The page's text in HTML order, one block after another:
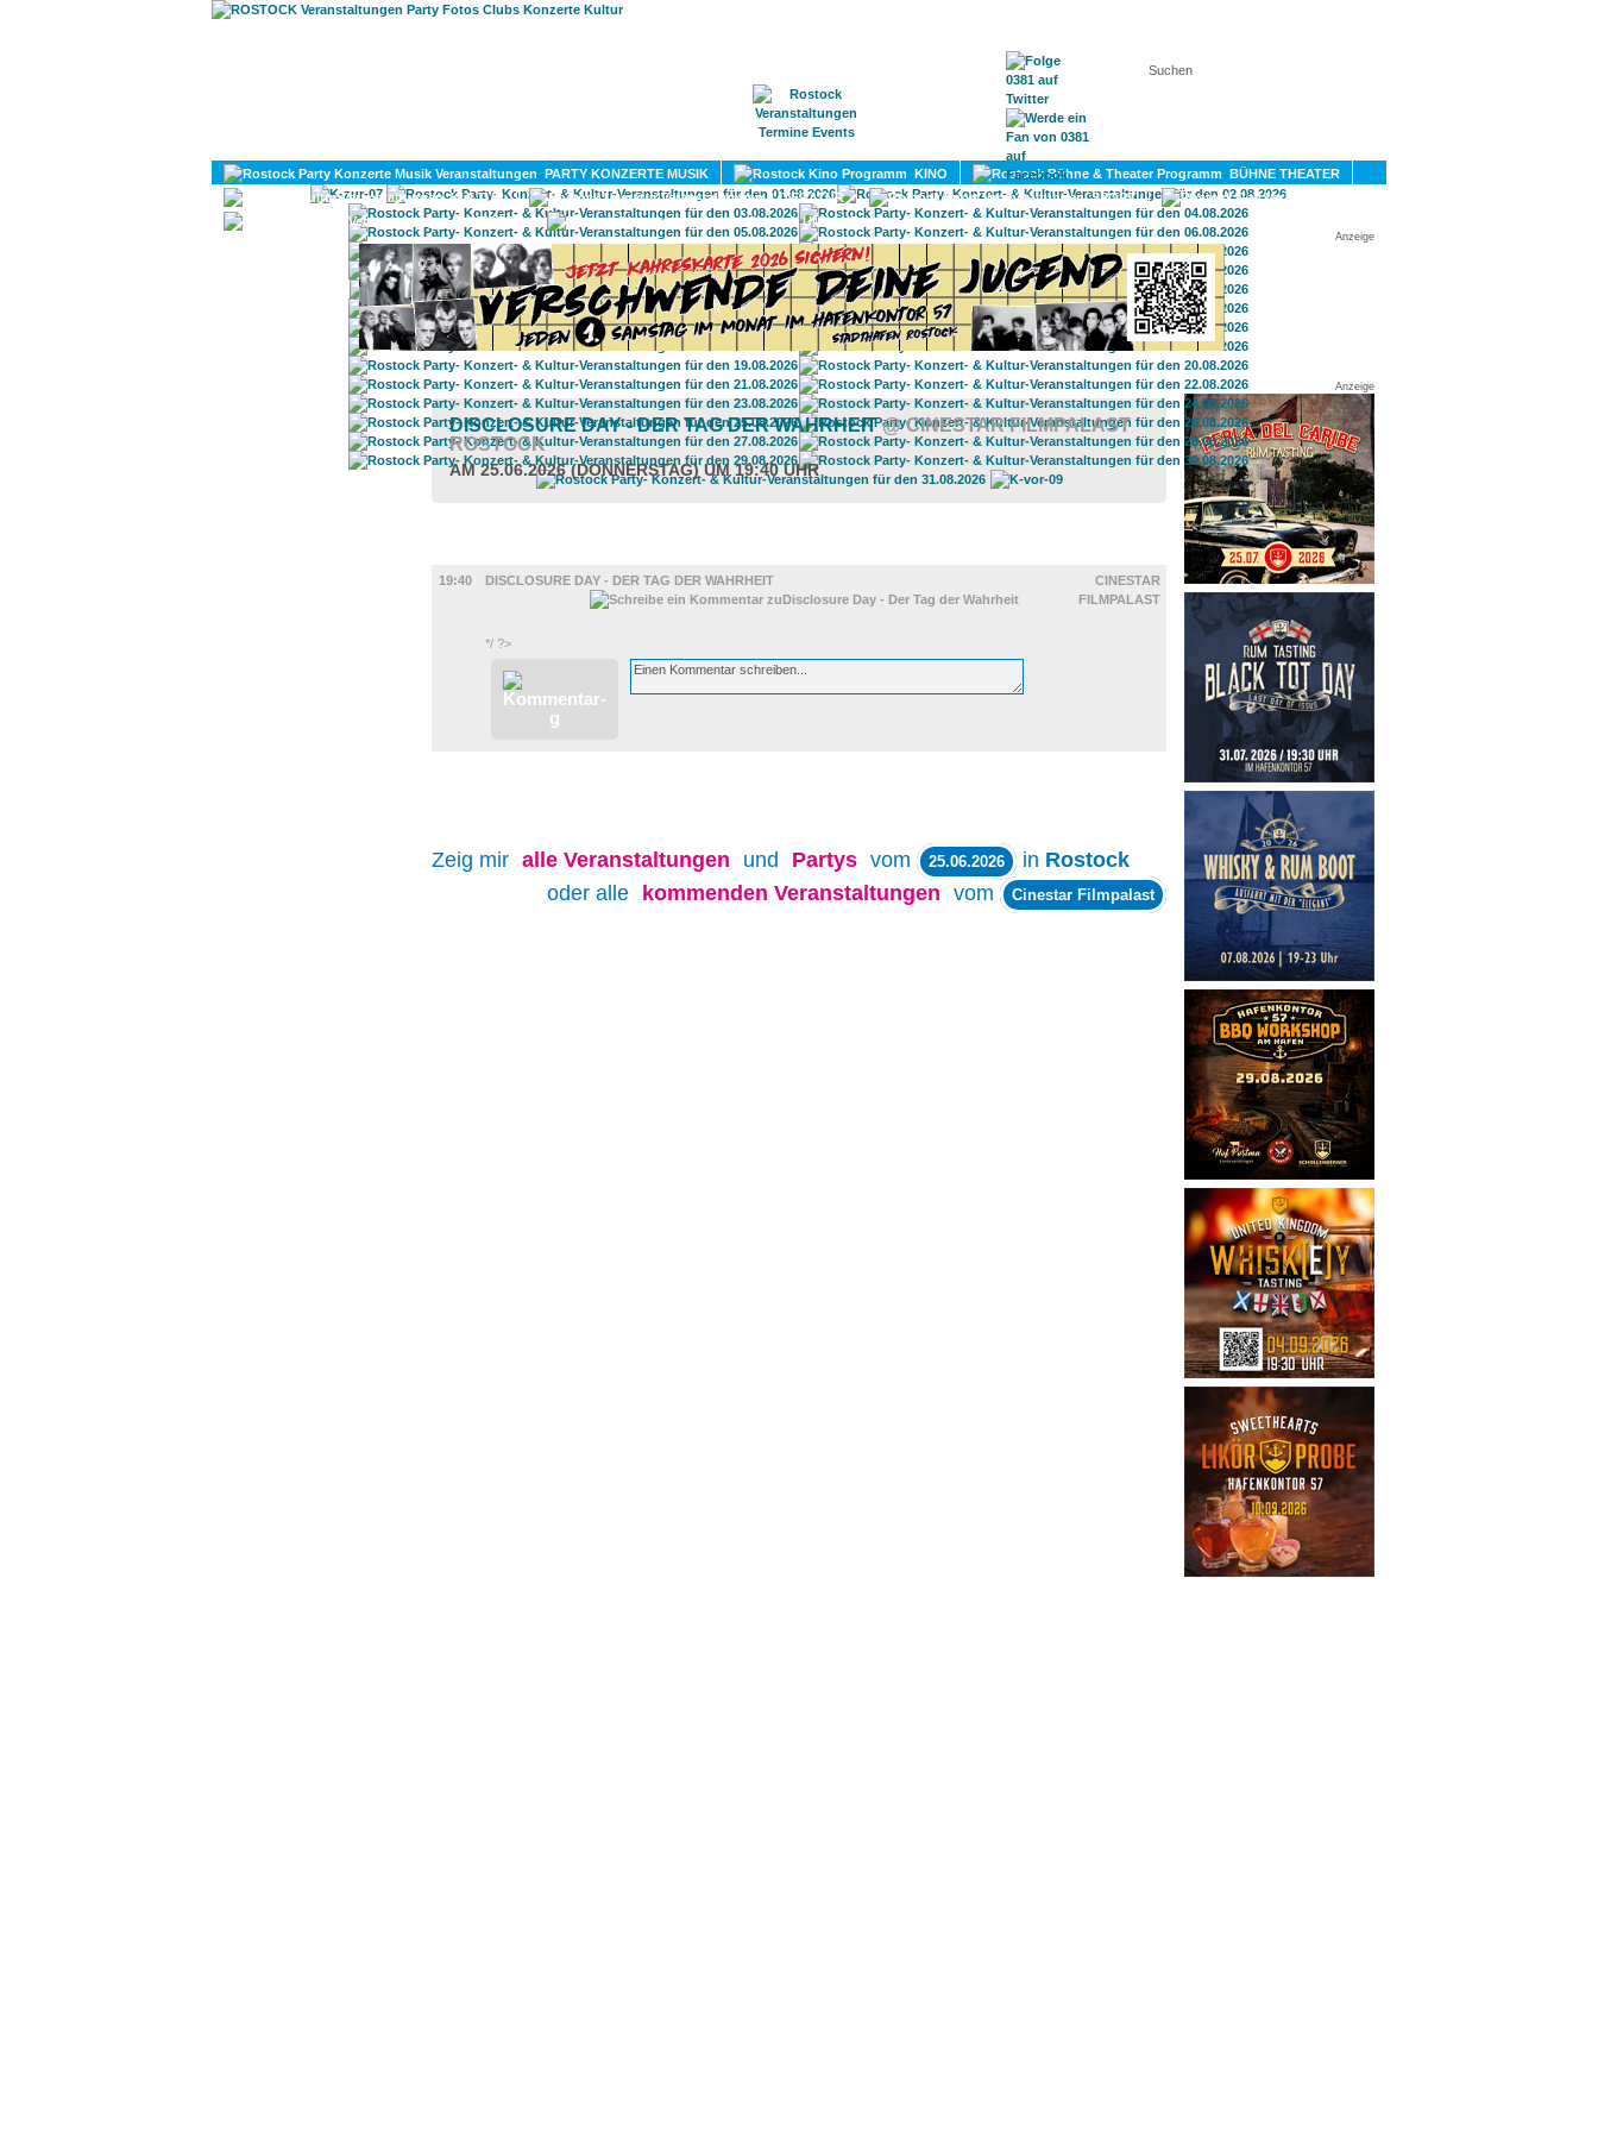
KONTAKT
PARTY KONZERTE MUSIK KINO
BÜHNE THEATER
KULTUR
LITERATUR SPORT
DIVERSES
UMLAND
Anzeige
Anzeige
DISCLOSURE DAY - DER TAG DER WAHRHEIT@ CINESTAR FILMPALAST
ROSTOCK
AM 25.06.2026 (DONNERSTAG) UM 19:40 UHR
19:40
DISCLOSURE DAY - DER TAG DER WAHRHEIT
CINESTAR
FILMPALAST
*/ ?>
Zeig mir alle Veranstaltungen und Partys vom 25.06.2026 in Rostock
oder alle
kommenden Veranstaltungen vom Cinestar Filmpalast